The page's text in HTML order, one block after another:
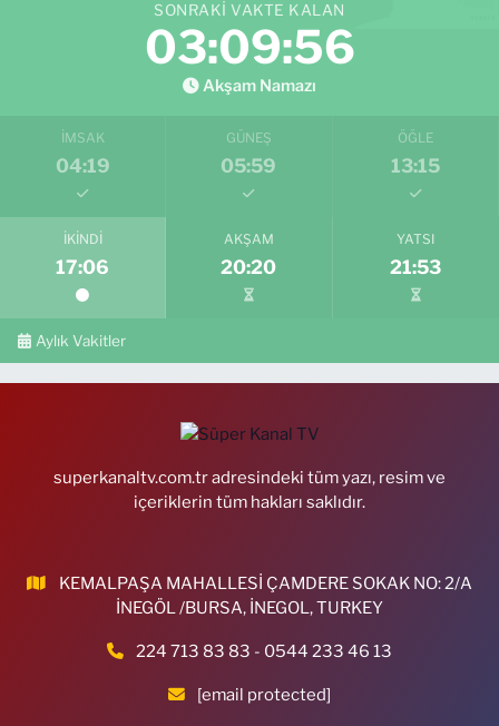
SONRAKI VAKTE KALAN
03:09:55
Akşam Namazı
İMSAK
04:19
GÜNEŞ
05:59
ÖĞLE
13:15
İKINDI
17:06
AKŞAM
20:20
YATSI
21:53
Aylık Vakitler
superkanaltv.com.tr adresindeki tüm yazı, resim ve
içeriklerin tüm hakları saklıdır.
KEMALPAŞA MAHALLESİ ÇAMDERE SOKAK NO: 2/A
İNEGÖL /BURSA, İNEGOL, TURKEY
224 713 83 83 - 0544 233 46 13
[email protected]